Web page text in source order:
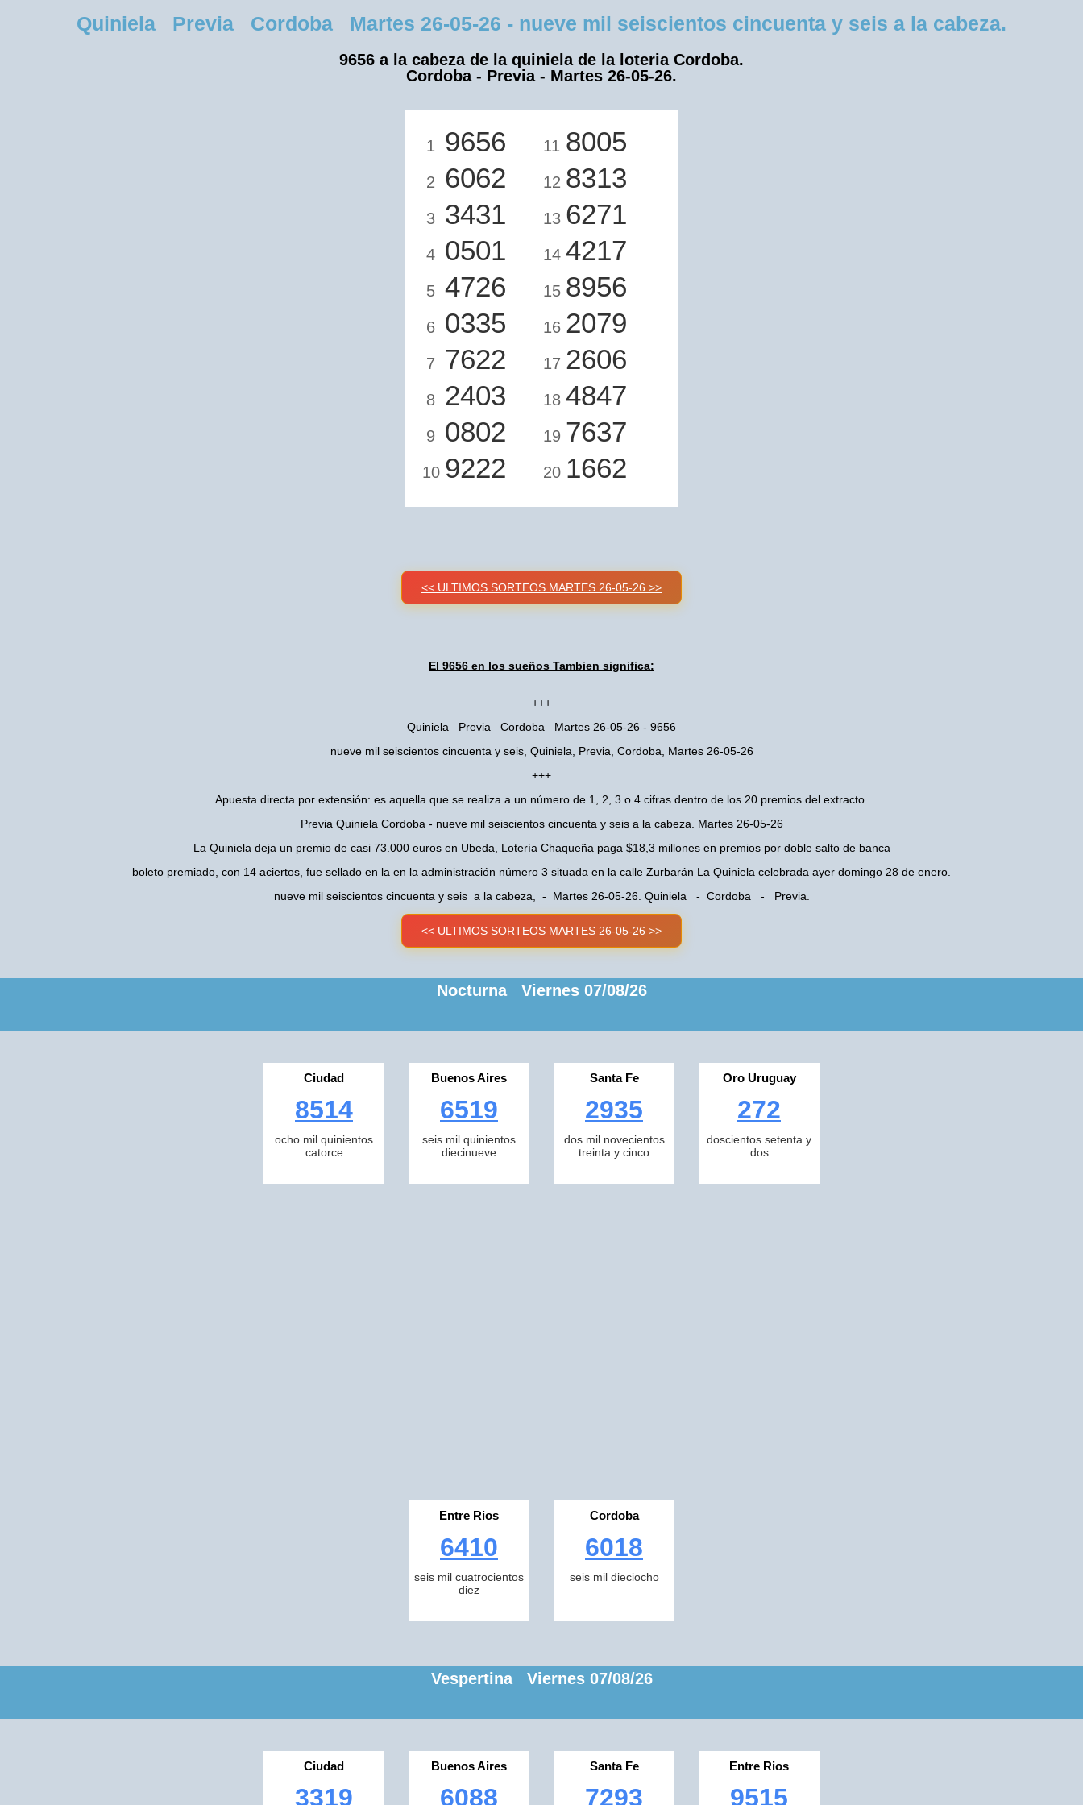
Quiniela Previa Cordoba Martes 26-05-26 - nueve mil seiscientos cincuenta y seis a la cabeza.
9656 a la cabeza de la quiniela de la loteria Cordoba.
Cordoba - Previa - Martes 26-05-26.
1 9656
2 6062
3 3431
4 0501
5 4726
6 0335
7 7622
8 2403
9 0802
10 9222
11 8005
12 8313
13 6271
14 4217
15 8956
16 2079
17 2606
18 4847
19 7637
20 1662
<< ULTIMOS SORTEOS MARTES 26-05-26 >>
El 9656 en los sueños Tambien significa:
+++
Quiniela Previa Cordoba Martes 26-05-26 - 9656
nueve mil seiscientos cincuenta y seis, Quiniela, Previa, Cordoba, Martes 26-05-26
+++
Apuesta directa por extensión: es aquella que se realiza a un número de 1, 2, 3 o 4 cifras dentro de los 20 premios del extracto.
Previa Quiniela Cordoba - nueve mil seiscientos cincuenta y seis a la cabeza. Martes 26-05-26
La Quiniela deja un premio de casi 73.000 euros en Ubeda, Lotería Chaqueña paga $18,3 millones en premios por doble salto de banca
boleto premiado, con 14 aciertos, fue sellado en la en la administración número 3 situada en la calle Zurbarán La Quiniela celebrada ayer domingo 28 de enero.
nueve mil seiscientos cincuenta y seis a la cabeza, - Martes 26-05-26. Quiniela - Cordoba - Previa.
<< ULTIMOS SORTEOS MARTES 26-05-26 >>
Nocturna Viernes 07/08/26
Ciudad
8514
ocho mil quinientos
catorce
Buenos Aires
6519
seis mil quinientos
diecinueve
Santa Fe
2935
dos mil novecientos
treinta y cinco
Oro Uruguay
272
doscientos setenta y
dos
Entre Rios
6410
seis mil cuatrocientos
diez
Cordoba
6018
seis mil dieciocho
Vespertina Viernes 07/08/26
Ciudad
3319
Buenos Aires
6088
Santa Fe
7293
Entre Rios
9515